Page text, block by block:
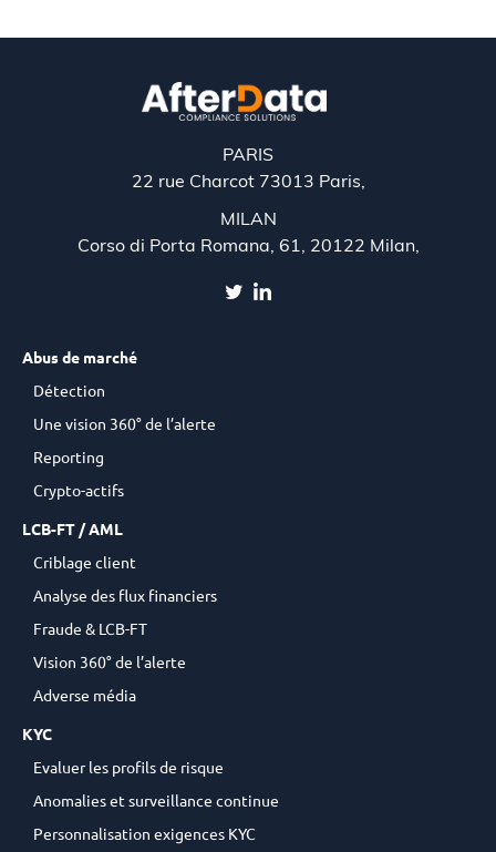
PARIS
22 rue Charcot 73013 Paris,
MILAN
Corso di Porta Romana, 61, 20122 Milan,
Abus de marché
Détection
Une vision 360° de l’alerte
Reporting
Crypto-actifs
LCB-FT / AML
Criblage client
Analyse des flux financiers
Fraude & LCB-FT
Vision 360° de l’alerte
Adverse média
KYC
Evaluer les profils de risque
Anomalies et surveillance continue
Personnalisation exigences KYC